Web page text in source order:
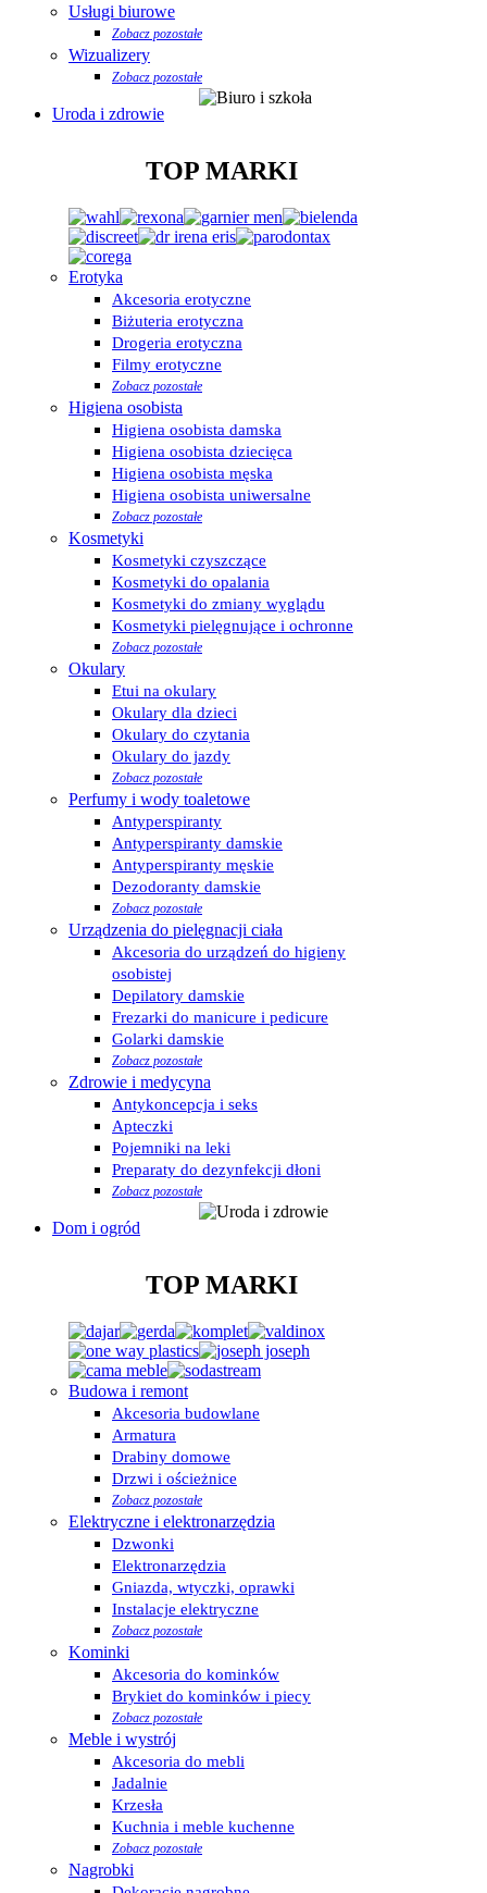
Usługi biurowe
Zobacz pozostałe
Wizualizery
Zobacz pozostałe
Uroda i zdrowie
TOP MARKI
Erotyka
Akcesoria erotyczne
Biżuteria erotyczna
Drogeria erotyczna
Filmy erotyczne
Zobacz pozostałe
Higiena osobista
Higiena osobista damska
Higiena osobista dziecięca
Higiena osobista męska
Higiena osobista uniwersalne
Zobacz pozostałe
Kosmetyki
Kosmetyki czyszczące
Kosmetyki do opalania
Kosmetyki do zmiany wyglądu
Kosmetyki pielęgnujące i ochronne
Zobacz pozostałe
Okulary
Etui na okulary
Okulary dla dzieci
Okulary do czytania
Okulary do jazdy
Zobacz pozostałe
Perfumy i wody toaletowe
Antyperspiranty
Antyperspiranty damskie
Antyperspiranty męskie
Dezodoranty damskie
Zobacz pozostałe
Urządzenia do pielęgnacji ciała
Akcesoria do urządzeń do higieny
osobistej
Depilatory damskie
Frezarki do manicure i pedicure
Golarki damskie
Zobacz pozostałe
Zdrowie i medycyna
Antykoncepcja i seks
Apteczki
Pojemniki na leki
Preparaty do dezynfekcji dłoni
Zobacz pozostałe
Dom i ogród
TOP MARKI
Budowa i remont
Akcesoria budowlane
Armatura
Drabiny domowe
Drzwi i ościeżnice
Zobacz pozostałe
Elektryczne i elektronarzędzia
Dzwonki
Elektronarzędzia
Gniazda, wtyczki, oprawki
Instalacje elektryczne
Zobacz pozostałe
Kominki
Akcesoria do kominków
Brykiet do kominków i piecy
Zobacz pozostałe
Meble i wystrój
Akcesoria do mebli
Jadalnie
Krzesła
Kuchnia i meble kuchenne
Zobacz pozostałe
Nagrobki